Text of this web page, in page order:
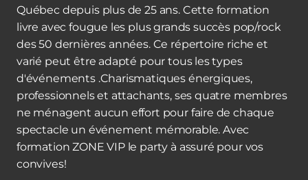
Québec depuis plus de 25 ans. Cette formation
livre avec fougue les plus grands succès pop/rock
des 50 dernières années. Ce répertoire riche et
varié peut être adapté pour tous les types
d'événements .Charismatiques énergiques,
professionnels et attachants, ses quatre membres
ne ménagent aucun effort pour faire de chaque
spectacle un événement mémorable. Avec
formation ZONE VIP le party à assuré pour vos
convives!